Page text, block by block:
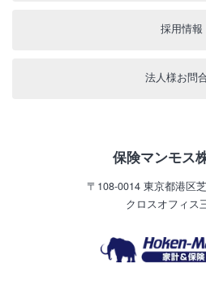
採用情報
法人様お問
保険マンモス
〒108-0014東京都港区
クロスオフィス